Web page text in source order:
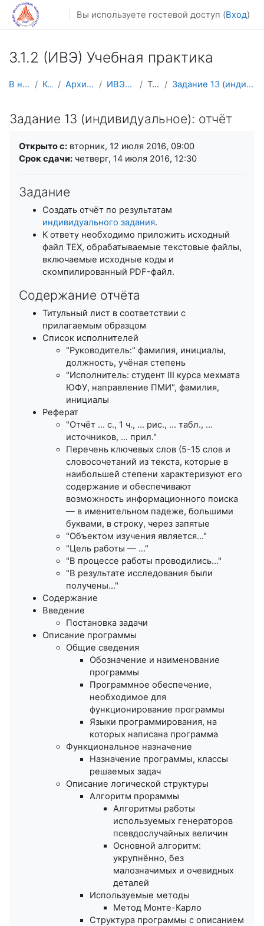
Перейти к основному содержанию
Вы используете гостевой доступ (Вход)
3.1.2 (ИВЭ) Учебная практика
В начало Курсы Архив курсов ИВЭ-УП-2016 Тема 9 Задание 13 (индивидуальное): отчёт
Задание 13 (индивидуальное): отчёт
Открыто с: вторник, 12 июля 2016, 09:00
Срок сдачи: четверг, 14 июля 2016, 12:30
Задание
Создать отчёт по результатам
индивидуального задания.
К ответу необходимо приложить исходный
файл TEX, обрабатываемые текстовые файлы,
включаемые исходные коды и
скомпилированный PDF-файл.
Содержание отчёта
Титульный лист в соответствии с
прилагаемым образцом
Список исполнителей
"Руководитель:" фамилия, инициалы,
должность, учёная степень
"Исполнитель: студент III курса мехмата
ЮФУ, направление ПМИ", фамилия,
инициалы
Реферат
"Отчёт ... с., 1 ч., ... рис., ... табл., ...
источников, ... прил."
Перечень ключевых слов (5-15 слов и
словосочетаний из текста, которые в
наибольшей степени характеризуют его
содержание и обеспечивают
возможность информационного поиска
— в именительном падеже, большими
буквами, в строку, через запятые
"Объектом изучения является..."
"Цель работы — ..."
"В процессе работы проводились..."
"В результате исследования были
получены..."
Содержание
Введение
Постановка задачи
Описание программы
Общие сведения
Обозначение и наименование
программы
Программное обеспечение,
необходимое для
функционирование программы
Языки программирования, на
которых написана программа
Функциональное назначение
Назначение программы, классы
решаемых задач
Описание логической структуры
Алгоритм прораммы
Алгоритмы работы
используемых генераторов
псевдослучайных величин
Основной алгоритм:
укрупнённо, без
малозначимых и очевидных
деталей
Используемые методы
Метод Монте-Карло
Структура программы с описанием